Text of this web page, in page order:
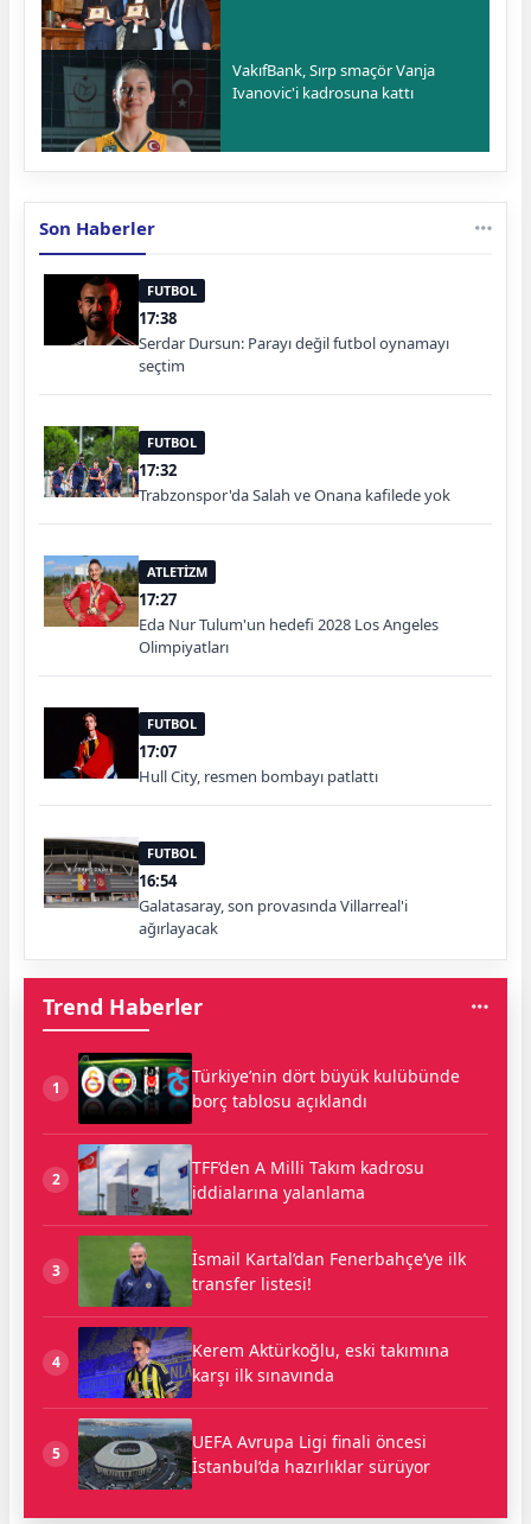
VakıfBank, Sırp smaçör Vanja
Ivanovic'i kadrosuna kattı
Son Haberler
FUTBOL
17:38
Serdar Dursun: Parayı değil futbol oynamayı
seçtim
FUTBOL
17:32
Trabzonspor'da Salah ve Onana kafilede yok
ATLETİZM
17:27
Eda Nur Tulum'un hedefi 2028 Los Angeles
Olimpiyatları
FUTBOL
17:07
Hull City, resmen bombayı patlattı
FUTBOL
16:54
Galatasaray, son provasında Villarreal'i
ağırlayacak
Trend Haberler
1
Türkiye’nin dört büyük kulübünde
borç tablosu açıklandı
2
TFF’den A Milli Takım kadrosu
iddialarına yalanlama
3
İsmail Kartal’dan Fenerbahçe’ye ilk
transfer listesi!
4
Kerem Aktürkoğlu, eski takımına
karşı ilk sınavında
5
UEFA Avrupa Ligi finali öncesi
İstanbul’da hazırlıklar sürüyor